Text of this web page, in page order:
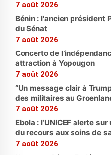
7 août 2026
Bénin : l'ancien président
du Sénat
7 août 2026
Concerto de
attraction à Yopougon
7 août 2026
“Un message clair à
des militaires au
7 août 2026
Ebola : l’UNICEF alerte
du recours aux soins de
7 août 2026